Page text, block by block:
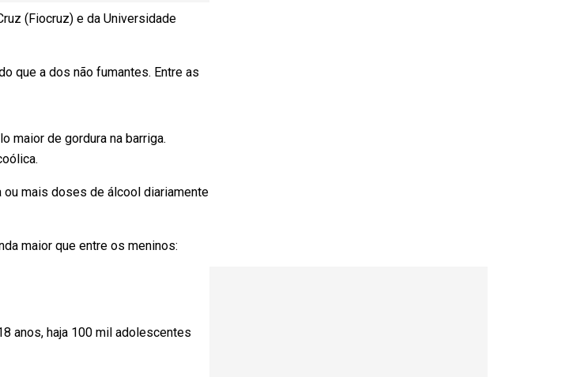
(Fiocruz) e da Universidade
que a dos não fumantes. Entre as
maior de gordura na barriga.
ou mais doses de álcool diariamente
maior que entre os meninos:
anos, haja 100 mil adolescentes